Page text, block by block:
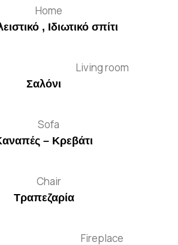
, Ιδιωτικό σπίτι
Σαλόνι
– Κρεβάτι
Τραπεζαρία